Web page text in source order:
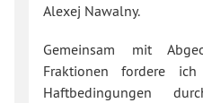
Alexej Nawalny.
Gemeinsam mit
Fraktionen fordere
Haftbedingungen